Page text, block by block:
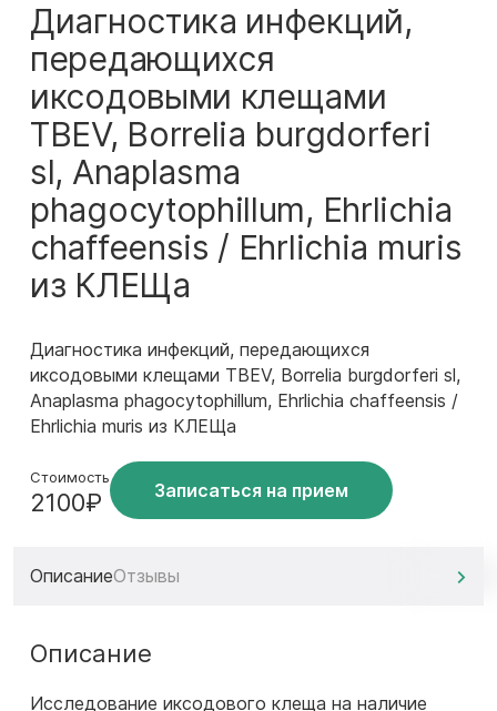
Диагностика инфекций,
передающихся
иксодовыми клещами
TBEV, Borrelia burgdorferi
sl, Anaplasma
phagocytophillum, Ehrlichia
chaffeensis / Ehrlichia muris
из КЛЕЩа
Диагностика инфекций, передающихся
иксодовыми клещами TBEV, Borrelia burgdorferi sl,
Anaplasma phagocytophillum, Ehrlichia chaffeensis /
Ehrlichia muris из КЛЕЩа
Стоимость
2100₽ Записаться на прием
ОписаниеОтзывы
Описание
Исследование иксодового клеща на наличие